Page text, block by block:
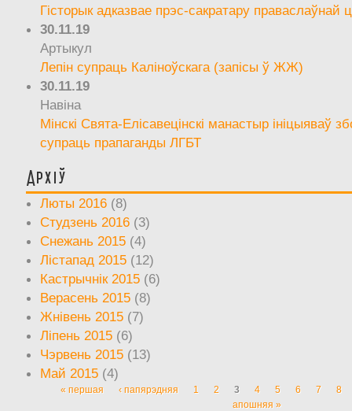
Гісторык адказвае прэс-сакратару праваслаўнай
30.11.19
Артыкул
Лепін супраць Каліноўскага (запісы ў ЖЖ)
30.11.19
Навіна
Мінскі Свята-Елісавецінскі манастыр ініцыяваў
супраць прапаганды ЛГБТ
Архіў
Люты 2016 (8)
Студзень 2016 (3)
Снежань 2015 (4)
Лістапад 2015 (12)
Кастрычнік 2015 (6)
Верасень 2015 (8)
Жнівень 2015 (7)
Ліпень 2015 (6)
Чэрвень 2015 (13)
Май 2015 (4)
Старонкі
« першая ‹ папярэдняя 1 2 3 4 5 6 7
8
апошняя »